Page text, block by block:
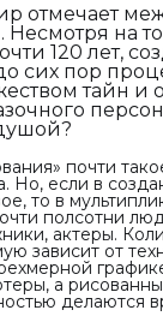
отмечает
на
120 лет,
сих пор
тайн и
почти
Но, если в
то в
полсотни
актеры.
зависит от
а
делаются